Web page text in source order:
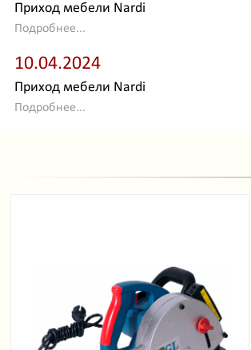
Приход мебели Nardi
Подробнее...
10.04.2024
Приход мебели Nardi
Подробнее...